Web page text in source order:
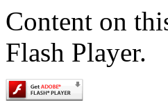
Content on
Flash Player.